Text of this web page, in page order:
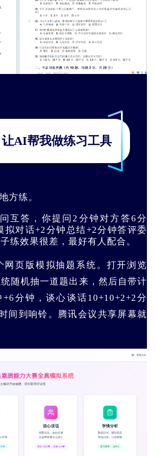
AI帮我做练习工具
方练。
互答，你提问2分钟对方答6分
拟对话+2分钟总结+2分钟答评委
练效果很差，最好有人配合。
页版模拟抽题系统。打开浏览
随机抽一道题出来，然后自带计
分钟，谈心谈话10+10+2+2分
间到响铃。腾讯会议共享屏幕就